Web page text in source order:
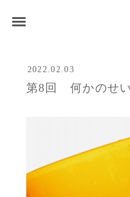
2022.02.03
第8回 何かのせ